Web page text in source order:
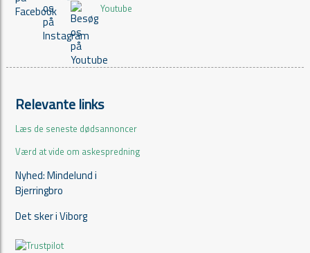
Youtube
Relevante links
Læs de seneste dødsannoncer
Værd at vide om askespredning
Nyhed: Mindelund i
Bjerringbro
Det sker i Viborg